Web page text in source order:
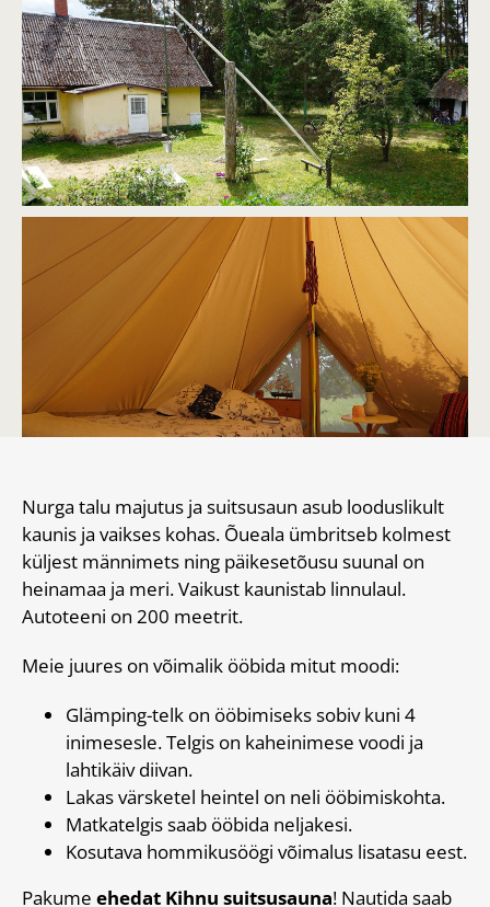
Nurga talu majutus ja suitsusaun asub looduslikult
kaunis ja vaikses kohas. Õueala ümbritseb kolmest
küljest männimets ning päikesetõusu suunal on
heinamaa ja meri. Vaikust kaunistab linnulaul.
Autoteeni on 200 meetrit.
Meie juures on võimalik ööbida mitut moodi:
Glämping-telk on ööbimiseks sobiv kuni 4
inimesesle. Telgis on kaheinimese voodi ja
lahtikäiv diivan.
Lakas värsketel heintel on neli ööbimiskohta.
Matkatelgis saab ööbida neljakesi.
Kosutava hommikusöögi võimalus lisatasu eest.
Pakume ehedat Kihnu suitsusauna! Nautida saab